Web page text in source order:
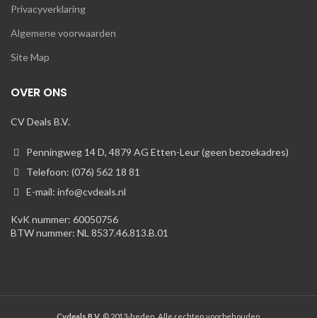
Privacyverklaring
Algemene voorwaarden
Site Map
OVER ONS
CV Deals B.V.
Penningweg 14 D, 4879 AG Etten-Leur (geen bezoekadres)
Telefoon: (076) 562 18 81
E-mail: info@cvdeals.nl
KvK nummer: 60050756
BTW nummer: NL 8537.46.813.B.01